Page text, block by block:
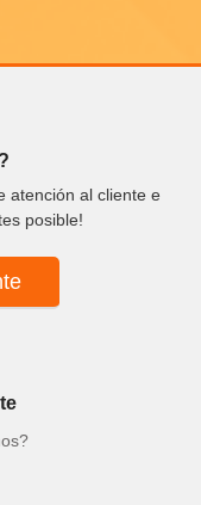
atención al cliente e
posible!